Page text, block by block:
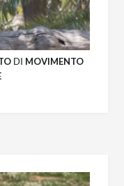
DI MOVIMENTO